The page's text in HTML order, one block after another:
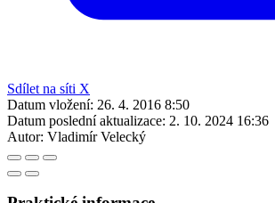
Sdílet na síti X
Datum vložení: 26. 4. 2016 8:50
Datum poslední aktualizace: 2. 10. 2024 16:36
Autor: Vladimír Velecký